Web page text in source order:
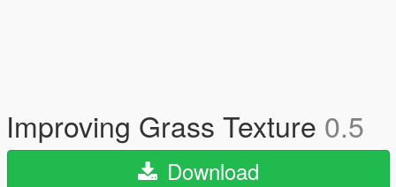
Improving Grass Texture 0.5
Download